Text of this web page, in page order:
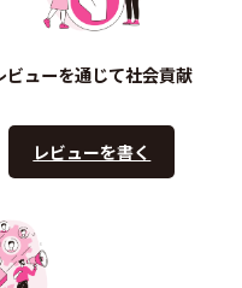
ビューを通じて社会貢献
レビューを書く